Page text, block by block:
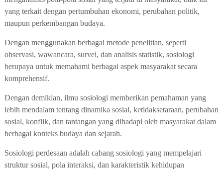
yang terkait dengan pertumbuhan ekonomi, perubahan politik,
maupun perkembangan budaya.
Dengan menggunakan berbagai metode penelitian, seperti
observasi, wawancara, survei, dan analisis statistik, sosiologi
berupaya untuk memahami berbagai aspek masyarakat secara
komprehensif.
Dengan demikian, ilmu sosiologi memberikan pemahaman yang
lebih mendalam tentang dinamika sosial, ketidaksetaraan, perubahan
sosial, konflik, dan tantangan yang dihadapi oleh masyarakat dalam
berbagai konteks budaya dan sejarah.
Sosiologi perdesaan adalah cabang sosiologi yang mempelajari
struktur sosial, pola interaksi, dan karakteristik kehidupan